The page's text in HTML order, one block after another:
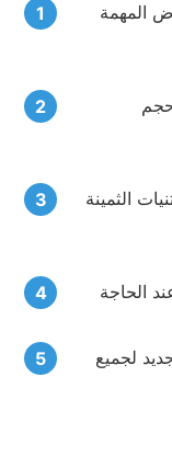
المهمة
الثمينة
الحاجة
لجميع